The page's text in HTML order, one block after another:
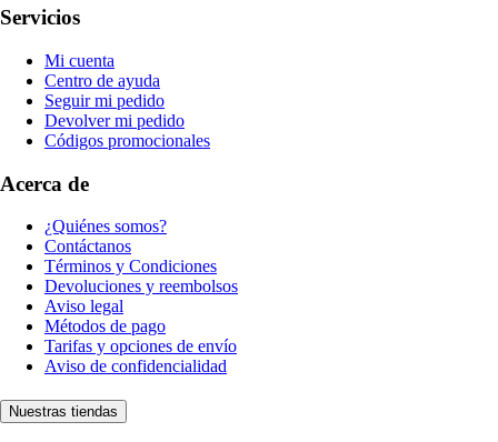
Servicios
Mi cuenta
Centro de ayuda
Seguir mi pedido
Devolver mi pedido
Códigos promocionales
Acerca de
¿Quiénes somos?
Contáctanos
Términos y Condiciones
Devoluciones y reembolsos
Aviso legal
Métodos de pago
Tarifas y opciones de envío
Aviso de confidencialidad
Nuestras tiendas